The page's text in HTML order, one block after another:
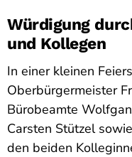
Würdigung
und Kollegen
In einer kleinen
Oberbürgermeister
Bürobeamte
Carsten Stützel
den beiden